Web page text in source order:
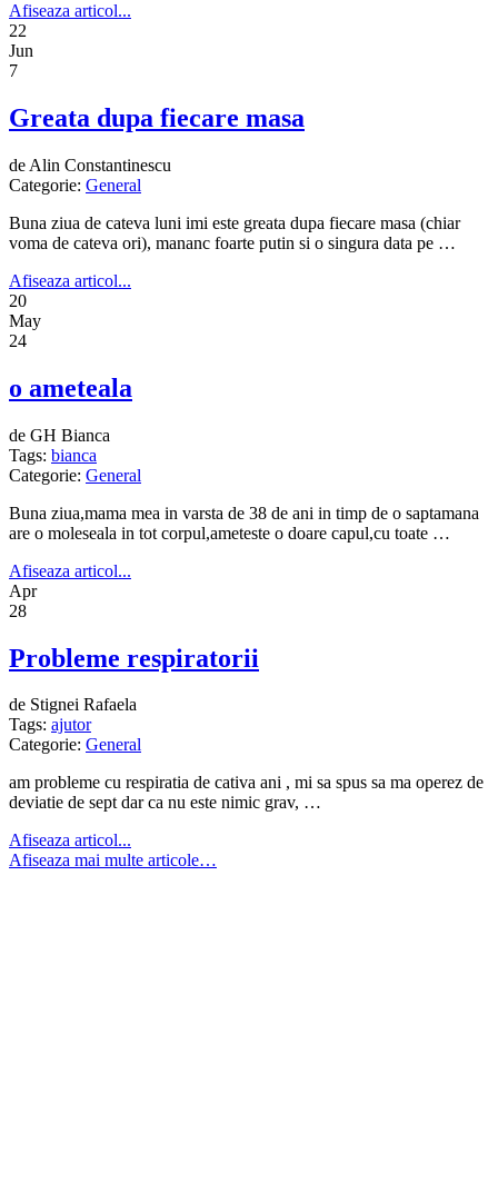
Afiseaza articol...
22
Jun
7
Greata dupa fiecare masa
de Alin Constantinescu
Categorie: General
Buna ziua de cateva luni imi este greata dupa fiecare masa (chiar
voma de cateva ori), mananc foarte putin si o singura data pe …
Afiseaza articol...
20
May
24
o ameteala
de GH Bianca
Tags: bianca
Categorie: General
Buna ziua,mama mea in varsta de 38 de ani in timp de o saptamana
are o moleseala in tot corpul,ameteste o doare capul,cu toate …
Afiseaza articol...
Apr
28
Probleme respiratorii
de Stignei Rafaela
Tags: ajutor
Categorie: General
am probleme cu respiratia de cativa ani , mi sa spus sa ma operez de
deviatie de sept dar ca nu este nimic grav, …
Afiseaza articol...
Afiseaza mai multe articole…